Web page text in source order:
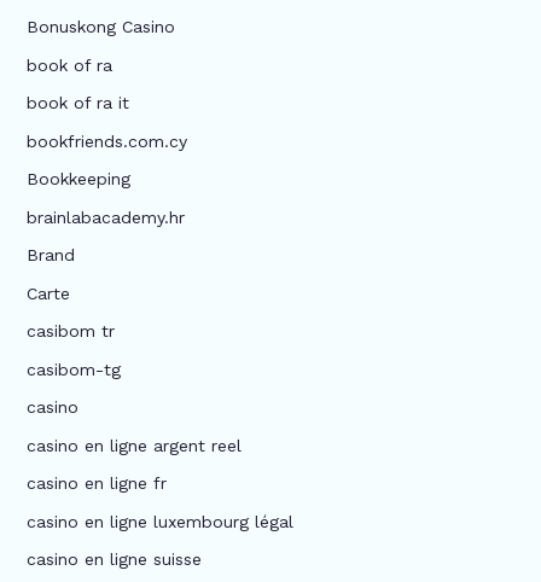
Bonuskong Casino
book of ra
book of ra it
bookfriends.com.cy
Bookkeeping
brainlabacademy.hr
Brand
Carte
casibom tr
casibom-tg
casino
casino en ligne argent reel
casino en ligne fr
casino en ligne luxembourg légal
casino en ligne suisse